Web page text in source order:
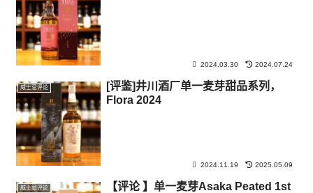
2024.03.30 2024.07.24
威士忌评论
[评鉴]井川酒厂单一麦芽甜品系列，
Flora 2024
2024.11.19 2025.05.09
威士忌评论
【评论 】单一麦芽Asaka Peated 1st